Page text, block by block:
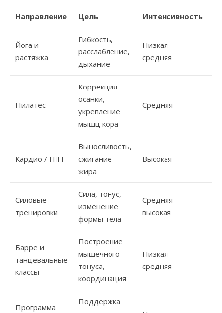
Направление Цель Интенсивность
Йога и
растяжка
Гибкость,
расслабление,
дыхание
Низкая —
средняя
Пилатес
Коррекция
осанки,
укрепление
мышц кора
Средняя
Кардио / HIIT
Выносливость,
сжигание
жира
Высокая
Силовые
тренировки
Сила, тонус,
изменение
формы тела
Средняя —
высокая
Барре и
танцевальные
классы
Построение
мышечного
тонуса,
координация
Низкая —
средняя
Программа
Поддержка